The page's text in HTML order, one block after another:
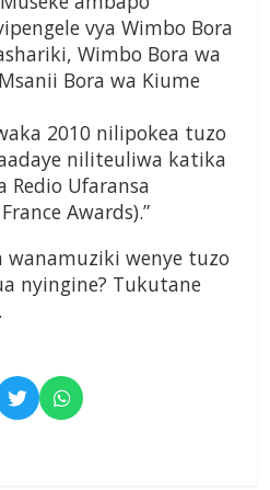
vya Wimbo Bora
Wimbo Bora wa
Bora wa Kiume
2010 nilipokea tuzo
niliteuliwa katika
Redio Ufaransa
Awards).”
wanamuziki wenye tuzo
nyingine? Tukutane